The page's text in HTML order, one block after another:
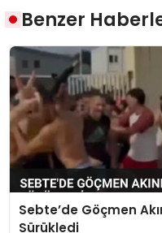
Benzer
Sebte’de Göçmen
Sürükledi